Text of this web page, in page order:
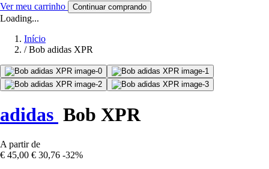
Ver meu carrinho Continuar comprando
Loading...
Início
/ Bob adidas XPR
adidas Bob XPR
A partir de
€ 45,00 € 30,76 -32%